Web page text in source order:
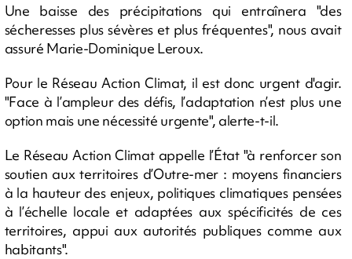
Une baisse des précipitations qui entraînera "des
sécheresses plus sévères et plus fréquentes", nous avait
assuré Marie-Dominique Leroux.
Pour le Réseau Action Climat, il est donc urgent d'agir.
"Face à l’ampleur des défis, l’adaptation n’est plus une
option mais une nécessité urgente", alerte-t-il.
Le Réseau Action Climat appelle l’État "à renforcer son
soutien aux territoires d’Outre-mer : moyens financiers
à la hauteur des enjeux, politiques climatiques pensées
à l’échelle locale et adaptées aux spécificités de ces
territoires, appui aux autorités publiques comme aux
habitants".